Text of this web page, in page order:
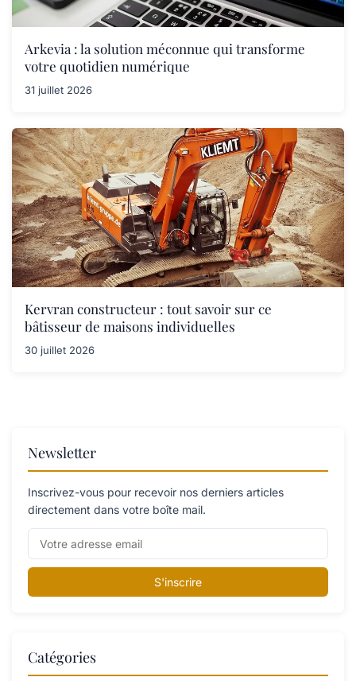
Arkevia : la solution méconnue qui transforme
votre quotidien numérique
31 juillet 2026
Kervran constructeur : tout savoir sur ce
bâtisseur de maisons individuelles
30 juillet 2026
Newsletter
Inscrivez-vous pour recevoir nos derniers articles
directement dans votre boîte mail.
S'inscrire
Catégories